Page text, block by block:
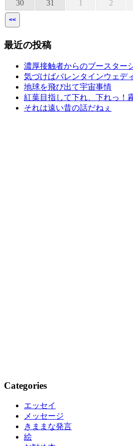
30 31 1 2
<<
最近の投稿
濃厚接触者からのブースター
気づけばバレンタインウェデ
地球を飛び出て宇宙事情
紅葉目指して下れ、下れっ！
それは遠い昔の話だねぇ
Categories
エッセイ
メッセージ
きままな発言
絵